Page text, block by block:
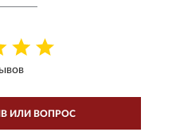
ИЛИ ВОПРОС